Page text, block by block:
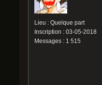
Lieu : Quelque part
Inscription : 03-05-2018
Messages : 1 515